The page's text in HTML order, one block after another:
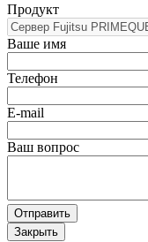
Продукт
Ваше имя
Телефон
E-mail
Ваш вопрос
Отправить
Закрыть